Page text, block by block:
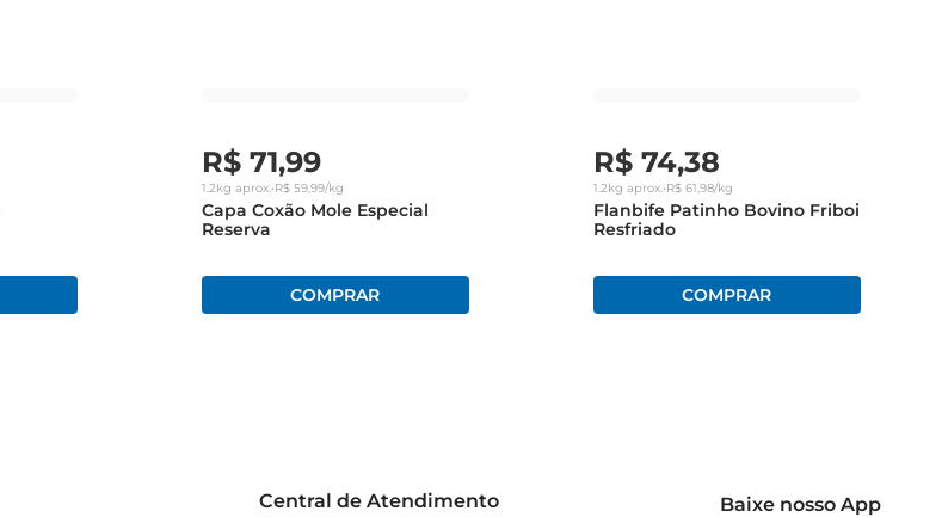
R$ 71,99
1.2kg aprox.•R$ 59,99/kg
Capa Coxão Mole Especial
Reserva
R$ 74,38
1.2kg aprox.•R$ 61,98/kg
Flanbife Patinho Bovino Friboi
Resfriado
Central de Atendimento
Baixe nosso App